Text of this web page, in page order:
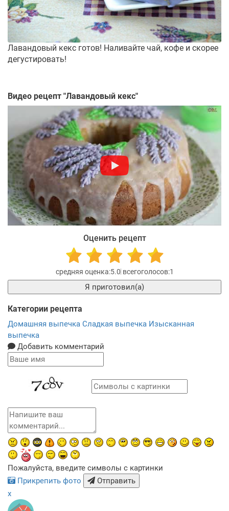
Лавандовый кекс готов! Наливайте чай, кофе и скорее
дегустировать!
Видео рецепт "Лавандовый кекс"
Оценить рецепт
5.0 1
Я приготовил(а)
Категории рецепта
Домашняя выпечка Сладкая выпечка Изысканная
выпечка
Добавить комментарий
Пожалуйста, введите символы с картинки
Прикрепить фото
Отправить
x